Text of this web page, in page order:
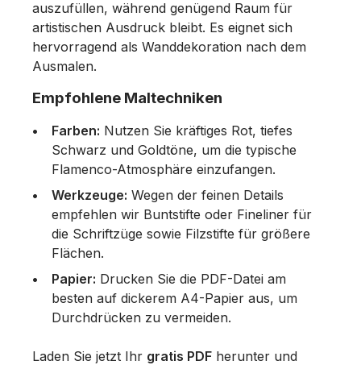
auszufüllen, während genügend Raum für
artistischen Ausdruck bleibt. Es eignet sich
hervorragend als Wanddekoration nach dem
Ausmalen.
Empfohlene Maltechniken
Farben: Nutzen Sie kräftiges Rot, tiefes
Schwarz und Goldtöne, um die typische
Flamenco-Atmosphäre einzufangen.
Werkzeuge: Wegen der feinen Details
empfehlen wir Buntstifte oder Fineliner für
die Schriftzüge sowie Filzstifte für größere
Flächen.
Papier: Drucken Sie die PDF-Datei am
besten auf dickerem A4-Papier aus, um
Durchdrücken zu vermeiden.
Laden Sie jetzt Ihr gratis PDF herunter und